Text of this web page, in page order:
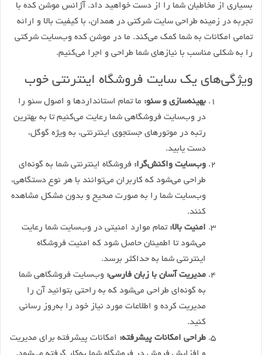
بسیاری از مخاطبان شما را از دست خواهید داد. آژانس موشن کده با
تجربه در زمینه طراحی سایت شرکتی در همدان، با کیفیت بالا و ارائه
تمامی امکانات به شما کمک می‌کند. ما در موشن کده وب‌سایت شرکتی
را به شکلی مناسب با نیازهای شما طراحی و اجرا می‌کنیم.
ویژگی‌های یک سایت فروشگاه اینترنتی خوب
بهینه‌سازی و سئو: ما تمام استانداردها و اصول سئو را
در وب‌سایت فروشگاهی شما رعایت می‌کنیم تا به بهترین
رتبه در موتورهای جستجوی اینترنتی، به ویژه گوگل،
دست یابید.
وب‌سایت واکنش‌گرا: فروشگاه اینترنتی شما به گونه‌ای
طراحی می‌شود که کاربران می‌توانند با هر نوع دستگاهی،
وب‌سایت شما را به صورت صحیح و بدون مشکل مشاهده
کنند.
امنیت بالا: تمام موارد امنیتی در وب‌سایت شما رعایت
می‌شود تا اطمینان حاصل شود که امنیت فروشگاه
اینترنتی شما به حداکثر برسد.
مدیریت آسان با زبان فارسی: وب‌سایت فروشگاهی شما
به گونه‌ای طراحی می‌شود که به راحتی بتوانید آن را
مدیریت کرده و اطلاعات مورد نیاز خود را به‌روز رسانی
کنید.
طراحی امکانات پیشرفته: امکانات پیشرفته برای مدیریت